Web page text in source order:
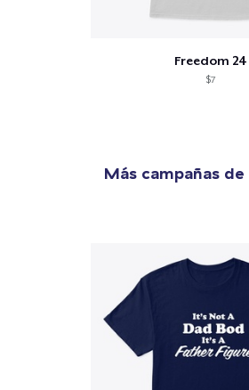
Freedom 24
$7
Más campañas de